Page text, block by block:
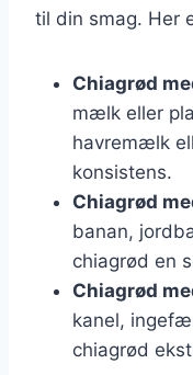
til din smag. Her
Chiagrød
mælk eller
havremælk
konsistens.
Chiagrød
banan,
chiagrød en
Chiagrød
kanel,
chiagrød